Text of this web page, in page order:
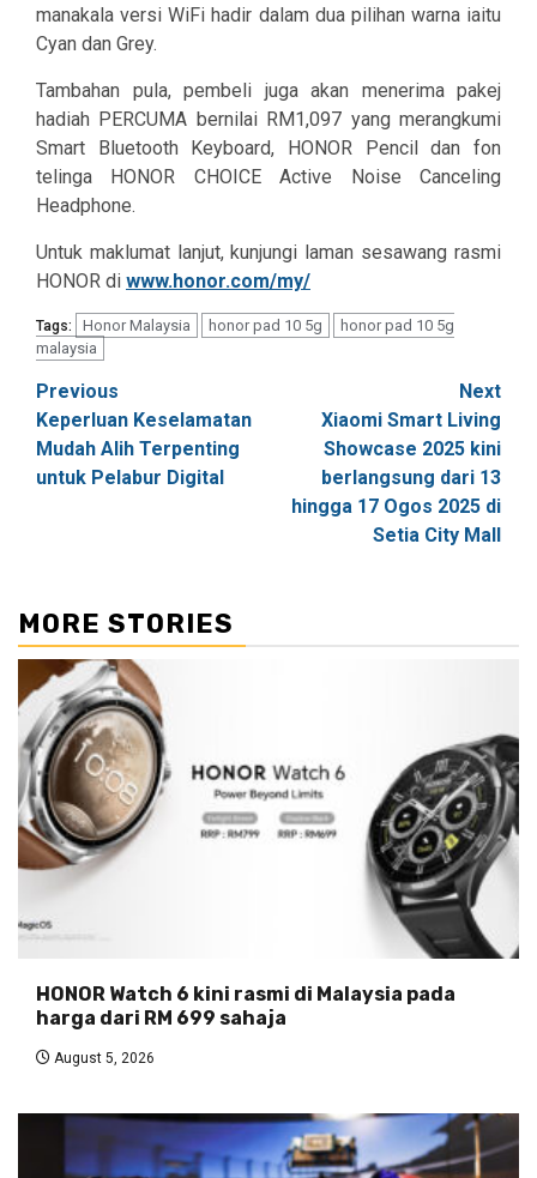
manakala versi WiFi hadir dalam dua pilihan warna iaitu
Cyan dan Grey.
Tambahan pula, pembeli juga akan menerima pakej
hadiah PERCUMA bernilai RM1,097 yang merangkumi
Smart Bluetooth Keyboard, HONOR Pencil dan fon
telinga HONOR CHOICE Active Noise Canceling
Headphone.
Untuk maklumat lanjut, kunjungi laman sesawang rasmi
HONOR di www.honor.com/my/
Tags: Honor Malaysia honor pad 10 5g
honor pad 10 5g
malaysia
Post
navigation
Previous
Keperluan Keselamatan
Mudah Alih Terpenting
untuk Pelabur Digital
Next
Xiaomi Smart Living
Showcase 2025 kini
berlangsung dari 13
hingga 17 Ogos 2025 di
Setia City Mall
MORE STORIES
HONOR Watch 6 kini rasmi di Malaysia pada
harga dari RM 699 sahaja
August 5, 2026